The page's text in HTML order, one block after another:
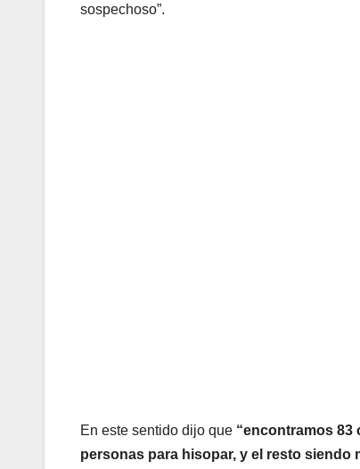
sospechoso”.
En este sentido dijo que “encontramos 83
personas para hisopar, y el resto